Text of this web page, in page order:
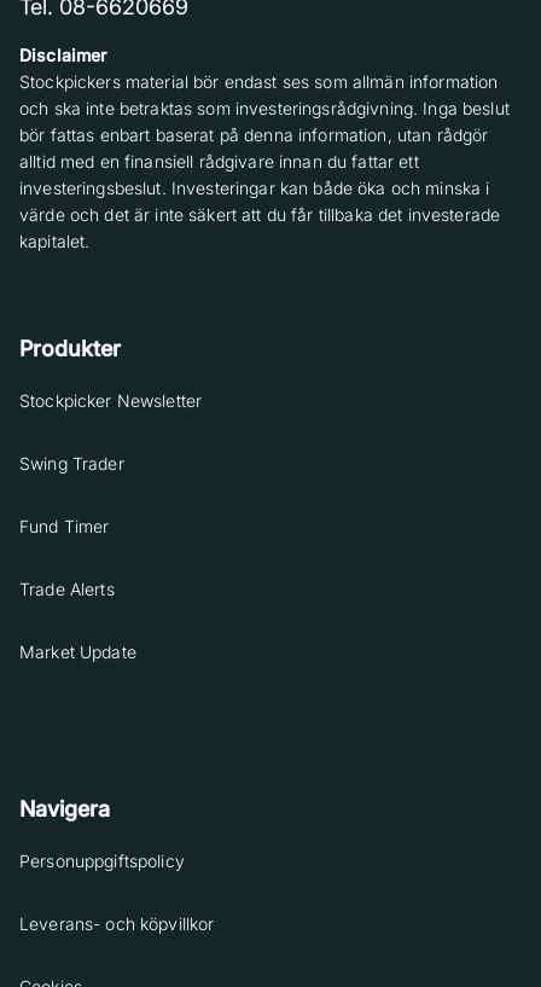
Tel. 08-6620669
Disclaimer
Stockpickers material bör endast ses som allmän information
och ska inte betraktas som investeringsrådgivning. Inga beslut
bör fattas enbart baserat på denna information, utan rådgör
alltid med en finansiell rådgivare innan du fattar ett
investeringsbeslut. Investeringar kan både öka och minska i
värde och det är inte säkert att du får tillbaka det investerade
kapitalet.
Produkter
Stockpicker Newsletter
Swing Trader
Fund Timer
Trade Alerts
Market Update
Navigera
Personuppgiftspolicy
Leverans- och köpvillkor